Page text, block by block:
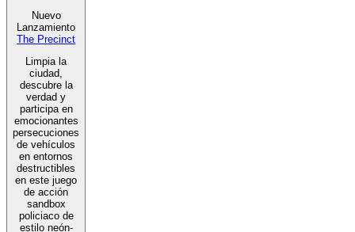
Nuevo
Lanzamiento
The Precinct
Limpia la
ciudad,
descubre la
verdad y
participa en
emocionantes
persecuciones
de vehículos
en entornos
destructibles
en este juego
de acción
sandbox
policiaco de
estilo neón-